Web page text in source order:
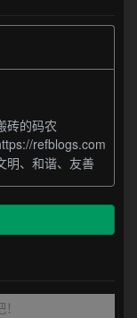
砖的码农
refblogs.com
明、和谐、友善